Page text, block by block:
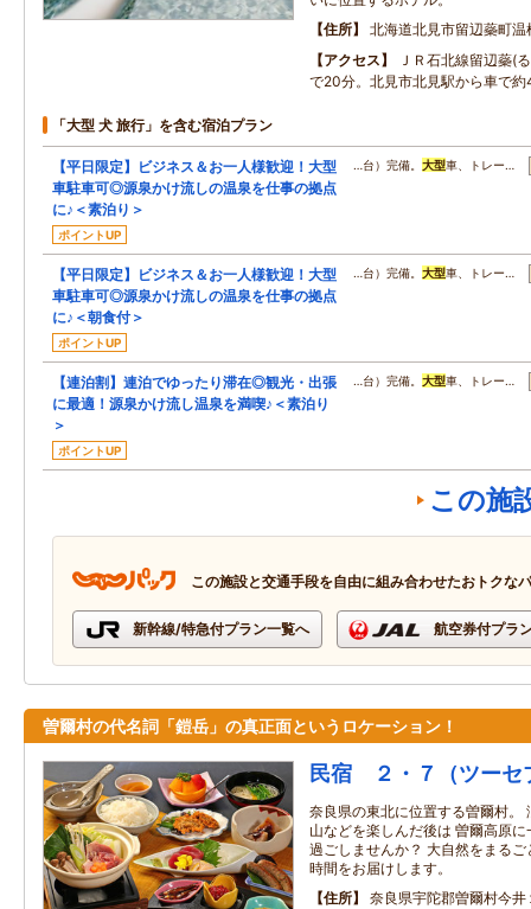
住所
北海道北見市留辺蘂町
アクセス
ＪＲ石北線留辺蘂(
で20分。北見市北見駅から車で
「大型 犬 旅行」を含む宿泊プラン
【平日限定】ビジネス＆お一人様歓迎！大型
車駐車可◎源泉かけ流しの温泉を仕事の拠点
に♪＜素泊り＞
ポイントUP
…台）完備。 大型車、トレー…
【平日限定】ビジネス＆お一人様歓迎！大型
車駐車可◎源泉かけ流しの温泉を仕事の拠点
に♪＜朝食付＞
ポイントUP
…台）完備。 大型車、トレー…
【連泊割】連泊でゆったり滞在◎観光・出張
に最適！源泉かけ流し温泉を満喫♪＜素泊り
＞
ポイントUP
…台）完備。 大型車、トレー…
この施
この施設と交通手段を自由に組み合わせたおトクな
新幹線/特急付プラン一覧へ 航空券付プラ
曽爾村の代名詞「鎧岳」の真正面というロケーション！
民宿 ２・７（ツーセ
奈良県の東北に位置する曽爾村。
山などを楽しんだ後は 曽爾高原
過ごしませんか？ 大自然をまる
時間をお届けします。
住所
奈良県宇陀郡曽爾村今井